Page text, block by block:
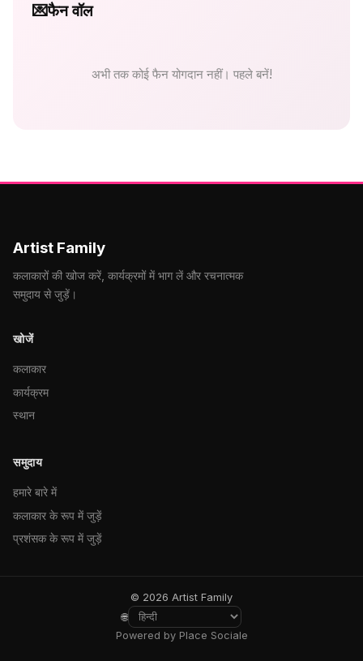
💌फैन वॉल
अभी तक कोई फैन योगदान नहीं। पहले बनें!
Artist Family
कलाकारों की खोज करें, कार्यक्रमों में भाग लें और रचनात्मक
समुदाय से जुड़ें।
खोजें
कलाकार
कार्यक्रम
स्थान
समुदाय
हमारे बारे में
कलाकार के रूप में जुड़ें
प्रशंसक के रूप में जुड़ें
© 2026 Artist Family
🌐
Powered by Place Sociale